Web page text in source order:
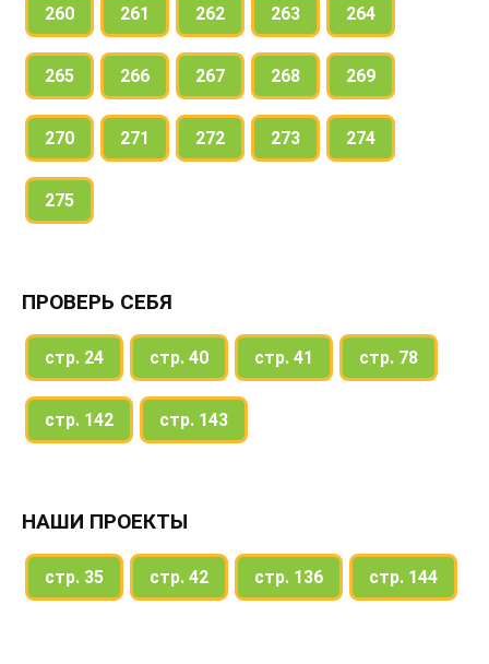
260 261 262 263 264
265 266 267 268 269
270 271 272 273 274
275
ПРОВЕРЬ СЕБЯ
стр. 24 стр. 40 стр. 41 стр. 78
стр. 142 стр. 143
НАШИ ПРОЕКТЫ
стр. 35 стр. 42 стр. 136 стр. 144